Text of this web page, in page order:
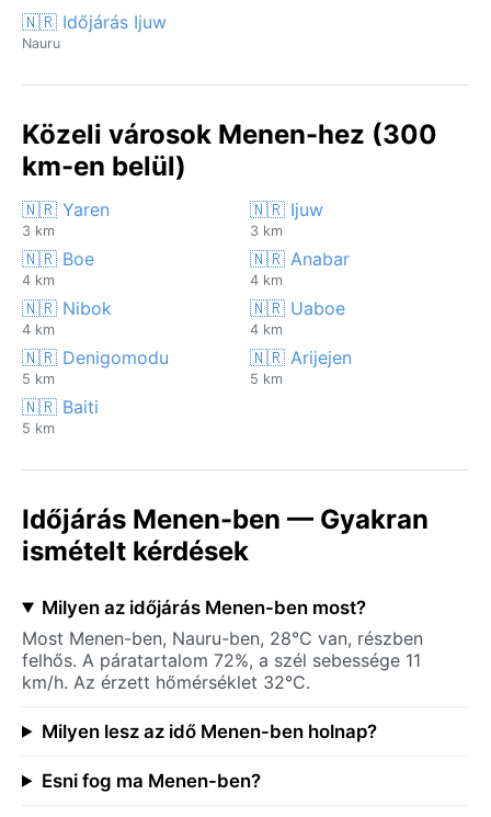
🇳🇷 Időjárás Ijuw
Nauru
Közeli városok Menen-hez (300
km-en belül)
🇳🇷 Yaren
3 km
🇳🇷 Ijuw
3 km
🇳🇷 Boe
4 km
🇳🇷 Anabar
4 km
🇳🇷 Nibok
4 km
🇳🇷 Uaboe
4 km
🇳🇷 Denigomodu
5 km
🇳🇷 Arijejen
5 km
🇳🇷 Baiti
5 km
Időjárás Menen-ben — Gyakran
ismételt kérdések
Milyen az időjárás Menen-ben most?
Most Menen-ben, Nauru-ben, 28°C van, részben
felhős. A páratartalom 72%, a szél sebessége 11
km/h. Az érzett hőmérséklet 32°C.
Milyen lesz az idő Menen-ben holnap?
Esni fog ma Menen-ben?